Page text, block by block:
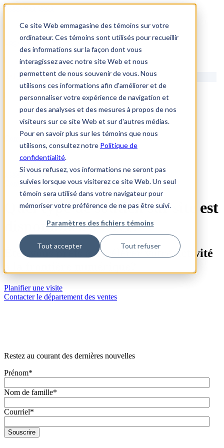
Ce site Web emmagasine des témoins sur votre
ordinateur. Ces témoins sont utilisés pour recueillir
des informations sur la façon dont vous
interagissez avec notre site Web et nous
permettent de nous souvenir de vous. Nous
utilisons ces informations afin d'améliorer et de
personnaliser votre expérience de navigation et
pour des analyses et des mesures à propos de nos
visiteurs sur ce site Web et sur d'autres médias.
Pour en savoir plus sur les témoins que nous
utilisons, consultez notre Politique de
confidentialité.
Si vous refusez, vos informations ne seront pas
suivies lorsque vous visiterez ce site Web. Un seul
témoin sera utilisé dans votre navigateur pour
mémoriser votre préférence de ne pas être suivi.
Paramètres des fichiers témoins
Tout accepter Tout refuser
1.866.931.9661
Login
FR
Communiquez avec nous
1.866.931.9661
Communiquez avec nous
Quel type de soutien sur site est
disponible à TOR1?
Êtes-vous prêts à accélérer votre activité
à la frontière numérique?
Planifier une visite
Contacter le département des ventes
Restez au courant des dernières nouvelles
Prénom*
Nom de famille*
Courriel*